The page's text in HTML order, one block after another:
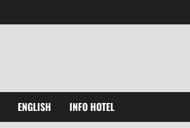
ENGLISH INFO HOTEL